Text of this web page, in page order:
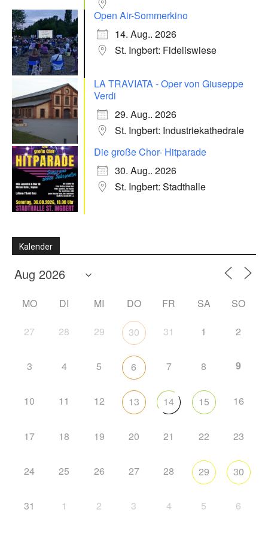
Open Air-Sommerkino
14. Aug.. 2026
St. Ingbert: Fideliswiese
LA TRAVIATA - Oper von Giuseppe
Verdi
29. Aug.. 2026
St. Ingbert: Industriekathedrale
Die große Chor- Hitparade
30. Aug.. 2026
St. Ingbert: Stadthalle
Kalender
MO DI MI DO FR SA SO
27 28 29 30 31 1 2
3 4 5 6 7 8 9
10 11 12 13 14 15 16
17 18 19 20 21 22 23
24 25 26 27 28 29 30
31 1 2 3 4 5 6